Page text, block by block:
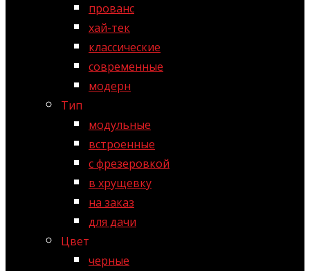
прованс
хай-тек
классические
современные
модерн
Тип
модульные
встроенные
с фрезеровкой
в хрущевку
на заказ
для дачи
Цвет
черные